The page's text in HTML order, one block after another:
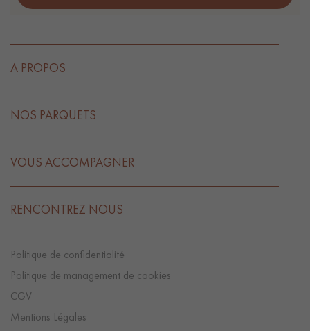
A PROPOS
NOS PARQUETS
VOUS ACCOMPAGNER
RENCONTREZ NOUS
Politique de confidentialité
Politique de management de cookies
CGV
Mentions Légales